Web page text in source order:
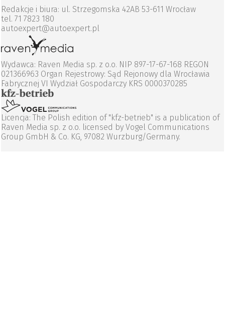
Redakcje i biura: ul. Strzegomska 42AB 53-611 Wrocław
tel. 71 7823 180
autoexpert@autoexpert.pl
Wydawca: Raven Media sp. z o.o. NIP 897-17-67-168 REGON
021366963 Organ Rejestrowy: Sąd Rejonowy dla Wrocławia
Fabrycznej VI Wydział Gospodarczy KRS 0000370285
Licencja: The Polish edition of "kfz-betrieb" is a publication of
Raven Media sp. z o.o. licensed by Vogel Communications
Group GmbH & Co. KG, 97082 Wurzburg/Germany.